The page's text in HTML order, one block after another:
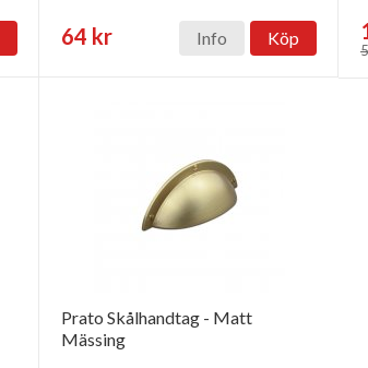
64 kr Info Köp
Prato Skålhandtag - Matt
Mässing